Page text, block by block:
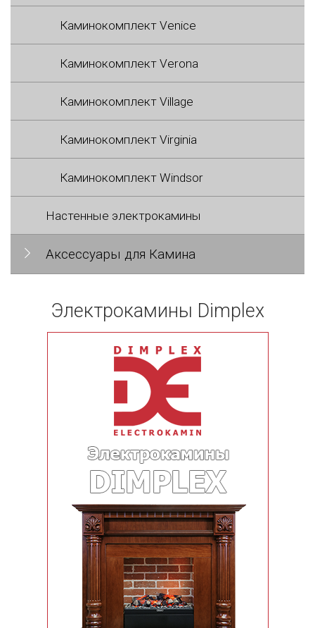
Каминокомплект Venice
Каминокомплект Verona
Каминокомплект Village
Каминокомплект Virginia
Каминокомплект Windsor
Настенные электрокамины
Аксессуары для Камина
Электрокамины Dimplex